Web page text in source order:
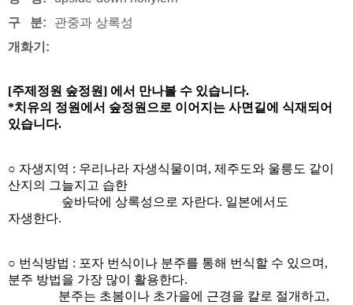
구 분:
관중과 상록성
개화기:
[주제정원 숲정원] 에서 만나볼 수 있습니다.
*치유의 정원에서 숲정원으로 이어지는 사면길에 식재되어
있습니다.
○ 자생지역 : 우리나라 자생식물이며, 제주도와 울릉도 같이
산지의 그늘지고 습한
숲바닥에 상록성으로 자란다. 일본에서도
자생한다.
○ 번식방법 : 포자 번식이나 분주를 통해 번식할 수 있으며,
분주 방법을 가장 많이 활용한다.
분주는 초봄이나 초가을에 근경을 칼로 절개하고,